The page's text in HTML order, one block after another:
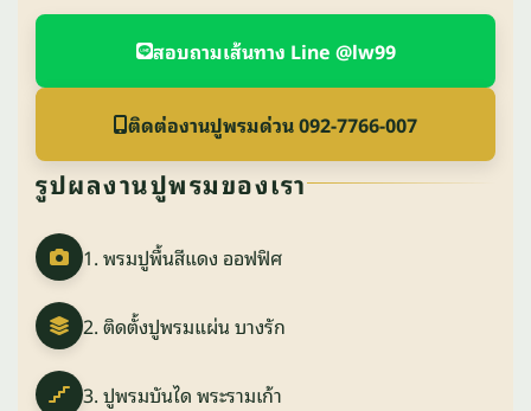
สอบถามเส้นทาง Line @lw99
ติดต่องานปูพรมด่วน 092-7766-007
รูปผลงานปูพรมของเรา
1. พรมปูพื้นสีแดง ออฟฟิศ
2. ติดตั้งปูพรมแผ่น บางรัก
3. ปูพรมบันได พระรามเก้า